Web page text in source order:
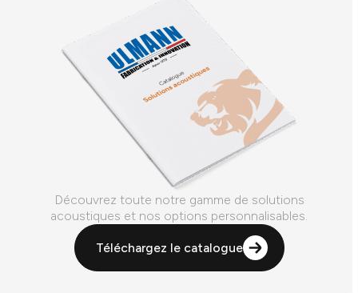
Découvrez toute notre gamme de solutions
acoustiques et nos options personnalisables.
Téléchargez le catalogue